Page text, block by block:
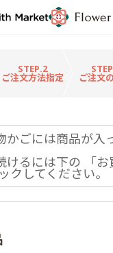
STEP.2
ご注文方法指定 ご注文
かごには商品が入
けるには下の 「
クしてください。